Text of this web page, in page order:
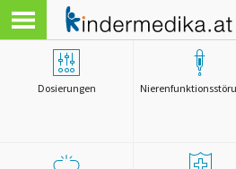
Dosierungen